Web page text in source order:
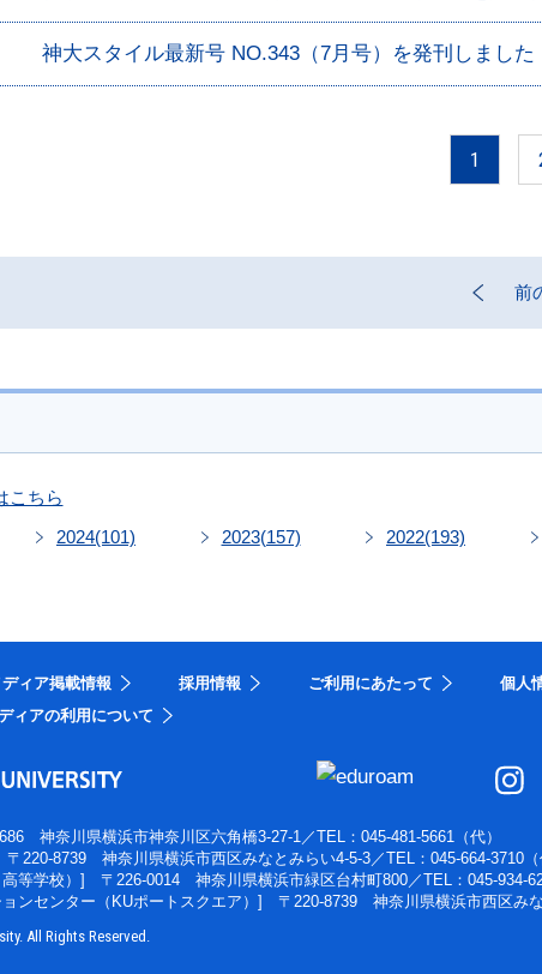
神大スタイル最新号 NO.343（7月号）を発刊しました
1
前
こちら
2024(101) 2023(157) 2022(193)
ディア掲載情報 採用情報 ご利用にあたって 個人
ィアの利用について
神奈川県横浜市神奈川区六角橋3-27-1 ／TEL：045-481-5661（代）
〒220-8739 神奈川県横浜市西区みなとみらい4-5-3 ／TEL：045-664-3710（
高等学校）] 〒226-0014 神奈川県横浜市緑区台村町800 ／TEL：045-934-
ンセンター（KUポートスクエア）] 〒220-8739 神奈川県横浜市西区み
All Rights Reserved.